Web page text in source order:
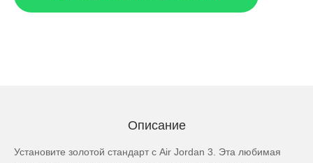
Описание
Установите золотой стандарт с Air Jordan 3. Эта любимая